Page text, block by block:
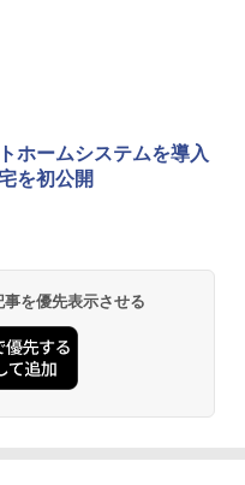
ホームシステムを導入
を初公開
を優先表示させる